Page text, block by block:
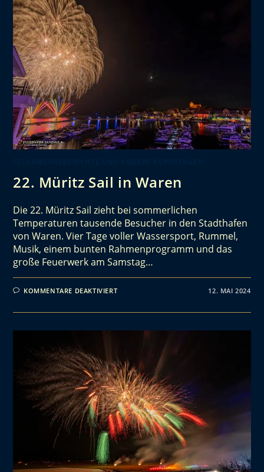
22. Müritz Sail in Waren
Die 22. Müritz Sail zieht bei sommerlichen
Temperaturen tausende Besucher in den Stadthafen
von Waren. Vier Tage voller Wassersport, Rummel,
Musik, einem bunten Rahmenprogramm und das
große Feuerwerk am Samstag…
KOMMENTARE DEAKTIVIERT 12. MAI 2024